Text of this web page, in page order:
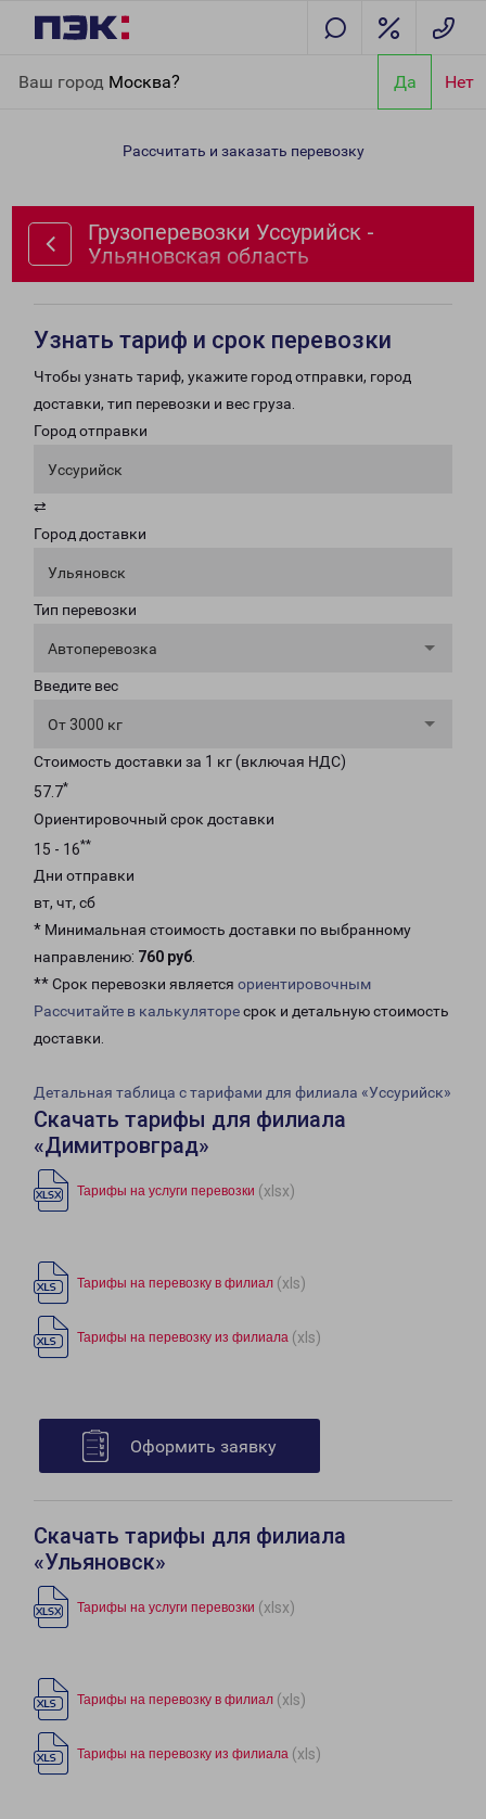
Ваш город Москва? Да Нет
Ульяновская область
Рассчитать и заказать перевозку
Грузоперевозки Уссурийск -
Ульяновская область
Узнать тариф и срок перевозки
Чтобы узнать тариф, укажите город отправки, город
доставки, тип перевозки и вес груза.
Город отправки
Уссурийск
⇄
Город доставки
Ульяновск
Тип перевозки
Автоперевозка
Введите вес
От 3000 кг
Стоимость доставки за 1 кг (включая НДС)
57.7*
Ориентировочный срок доставки
15 - 16**
Дни отправки
вт, чт, сб
* Минимальная стоимость доставки по выбранному
направлению: 760 руб.
** Срок перевозки является ориентировочным
Рассчитайте в калькуляторесрок и детальную стоимость
доставки.
Детальная таблица с тарифами для филиала «Уссурийск»
Скачать тарифы для филиала
«Димитровград»
Тарифы на услуги перевозки (xlsx)
Тарифы на перевозку в филиал (xls)
Тарифы на перевозку из филиала (xls)
Оформить заявку
Скачать тарифы для филиала
«Ульяновск»
Тарифы на услуги перевозки (xlsx)
Тарифы на перевозку в филиал (xls)
Тарифы на перевозку из филиала (xls)